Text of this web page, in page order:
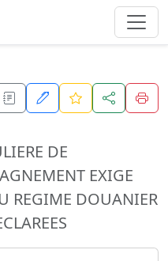
DE
EXIGE
REGIME DOUANIER